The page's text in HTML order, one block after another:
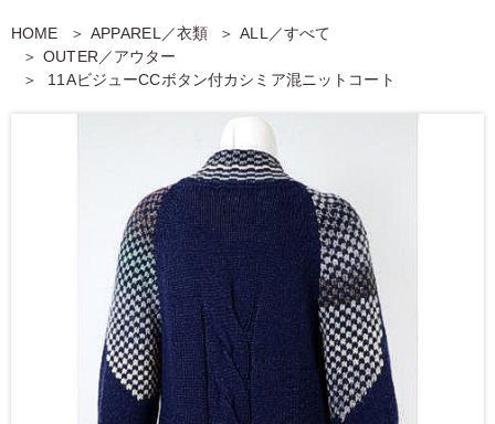
HOME APPAREL／衣類
ALL／すべて
OUTER／アウター
11AビジューCCボタン付カシミア混ニットコート